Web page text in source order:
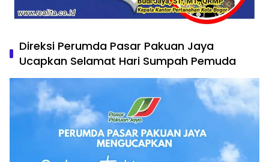
Direksi Perumda Pasar Pakuan Jaya
Ucapkan Selamat Hari Sumpah Pemuda